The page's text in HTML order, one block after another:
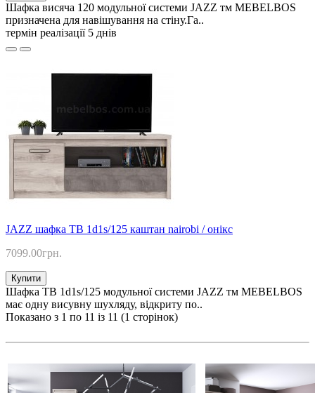
Шафка висяча 120 модульної системи JAZZ тм MEBELBOS
призначена для навішування на стіну.Га..
термін реалізації 5 днів
JAZZ шафка ТВ 1d1s/125 каштан nairobi / онікс
7099.00грн.
Купити
Шафка ТВ 1d1s/125 модульної системи JAZZ тм MEBELBOS
має одну висувну шухляду, відкриту по..
Показано з 1 по 11 із 11 (1 сторінок)